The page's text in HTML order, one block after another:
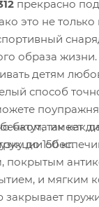
прекрасно
это не
образа
детям
способ
так как
до 150 кг.
батута имеет
покрытым
и мягким
закрывает